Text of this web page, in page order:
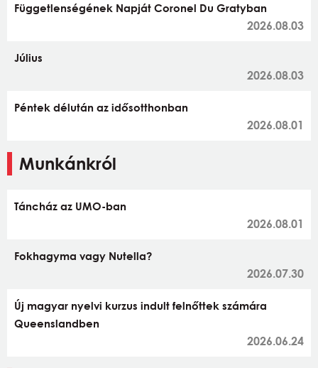
Függetlenségének Napját Coronel Du Gratyban
2026.08.03
Július
2026.08.03
Péntek délután az idősotthonban
2026.08.01
Munkánkról
Táncház az UMO-ban
2026.08.01
Fokhagyma vagy Nutella?
2026.07.30
Új magyar nyelvi kurzus indult felnőttek számára
Queenslandben
2026.06.24